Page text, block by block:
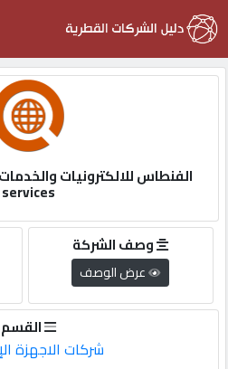
التسجيل
English
services
وصف الشركة
عرض الوصف
القسم
شركات الاجهزة